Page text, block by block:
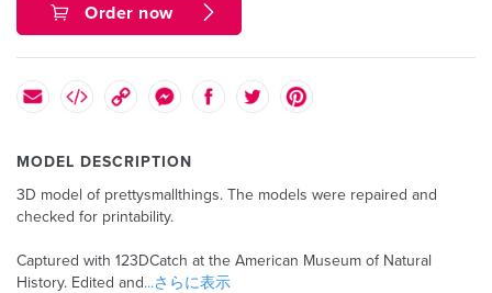
Order now
MODEL DESCRIPTION
3D model of prettysmallthings. The models were repaired and
checked for printability.
Captured with 123DCatch at the American Museum of Natural
History. Edited and...さらに表示